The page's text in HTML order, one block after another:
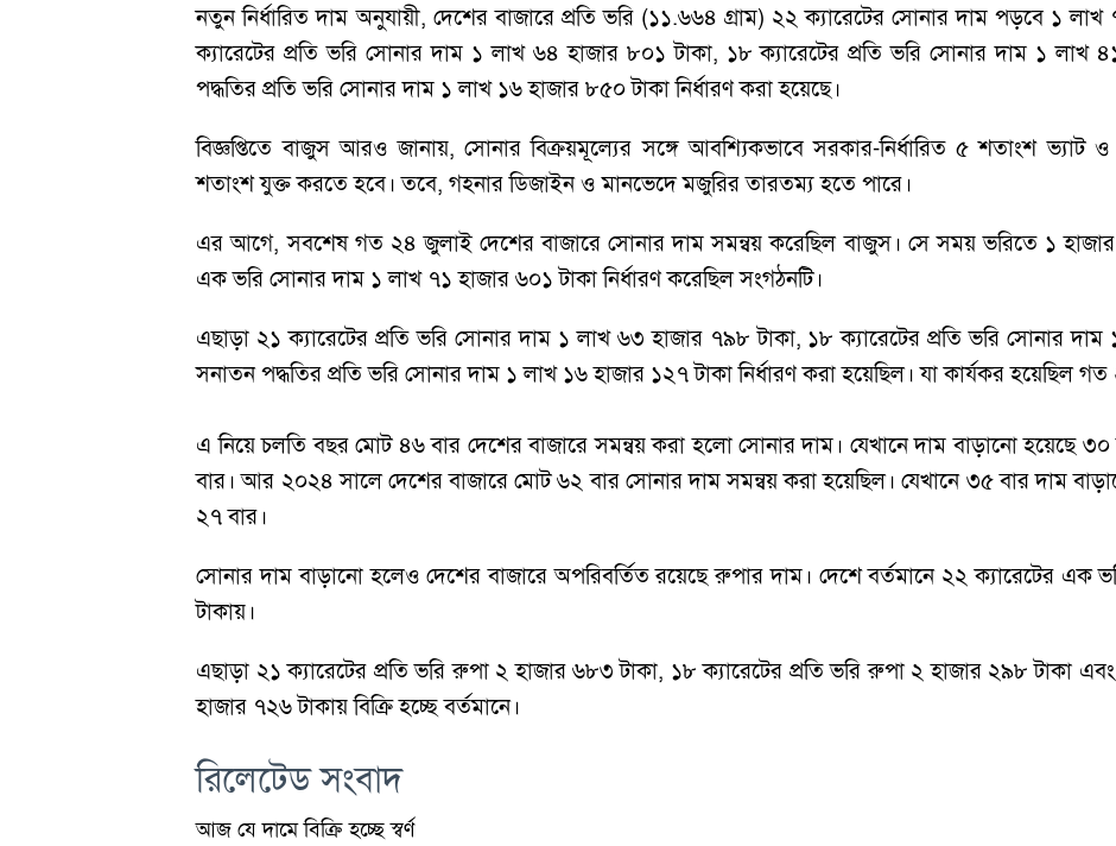
নতুন নির্ধারিত দাম অনুযায়ী, দেশের বাজারে প্রতি ভরি (১১.৬৬৪ গ্রাম) ২২ ক্যারেটের সোনার দাম পড়বে ১
ক্যারেটের প্রতি ভরি সোনার দাম ১ লাখ ৬৪ হাজার ৮০১ টাকা, ১৮ ক্যারেটের প্রতি ভরি সোনার দাম ১ লাখ
পদ্ধতির প্রতি ভরি সোনার দাম ১ লাখ ১৬ হাজার ৮৫০ টাকা নির্ধারণ করা হয়েছে।
বিজ্ঞপ্তিতে বাজুস আরও জানায়, সোনার বিক্রয়মূল্যের সঙ্গে আবশ্যিকভাবে সরকার-নির্ধারিত ৫ শতাংশ ভ্যাট
শতাংশ যুক্ত করতে হবে। তবে, গহনার ডিজাইন ও মানভেদে মজুরির তারতম্য হতে পারে।
এর আগে, সবশেষ গত ২৪ জুলাই দেশের বাজারে সোনার দাম সমন্বয় করেছিল বাজুস। সে সময় ভরিতে ১ হাজার
এক ভরি সোনার দাম ১ লাখ ৭১ হাজার ৬০১ টাকা নির্ধারণ করেছিল সংগঠনটি।
এছাড়া ২১ ক্যারেটের প্রতি ভরি সোনার দাম ১ লাখ ৬৩ হাজার ৭৯৮ টাকা, ১৮ ক্যারেটের প্রতি ভরি সোনার
সনাতন পদ্ধতির প্রতি ভরি সোনার দাম ১ লাখ ১৬ হাজার ১২৭ টাকা নির্ধারণ করা হয়েছিল। যা কার্যকর হয়েছিল
এ নিয়ে চলতি বছর মোট ৪৬ বার দেশের বাজারে সমন্বয় করা হলো সোনার দাম। যেখানে দাম বাড়ানো হয়েছে
বার। আর ২০২৪ সালে দেশের বাজারে মোট ৬২ বার সোনার দাম সমন্বয় করা হয়েছিল। যেখানে ৩৫ বার দাম
২৭ বার।
সোনার দাম বাড়ানো হলেও দেশের বাজারে অপরিবর্তিত রয়েছে রুপার দাম। দেশে বর্তমানে ২২ ক্যারেটের এক
টাকায়।
এছাড়া ২১ ক্যারেটের প্রতি ভরি রুপা ২ হাজার ৬৮৩ টাকা, ১৮ ক্যারেটের প্রতি ভরি রুপা ২ হাজার ২৯৮ টাকা
হাজার ৭২৬ টাকায় বিক্রি হচ্ছে বর্তমানে।
রিলেটেড সংবাদ
আজ যে দামে বিক্রি হচ্ছে স্বর্ণ